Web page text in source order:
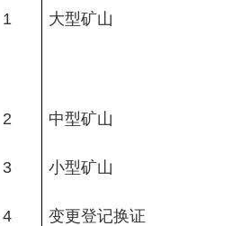
1 大型矿山
2 中型矿山
3 小型矿山
4 变更登记换证